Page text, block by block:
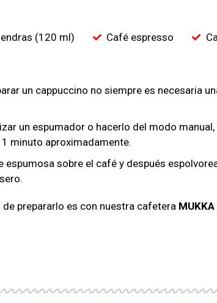
(120 ml) Café espresso
un cappuccino no siempre es necesaria
un espumador o hacerlo del modo
minuto aproximadamente.
espumosa sobre el café y después
prepararlo es con nuestra cafetera MUKKA